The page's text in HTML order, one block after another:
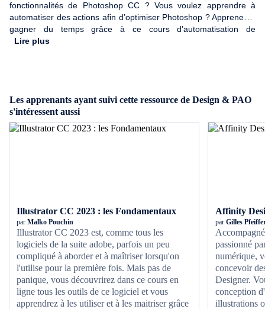
fonctionnalités de Photoshop CC ? Vous voulez apprendre à
automatiser des actions afin d’optimiser Photoshop ? Apprenez à
gagner du temps grâce à ce cours d’automatisation de
Photoshop CC en ligne. Vous apprendrez à vous simplifier la vie
Lire plus
Les apprenants ayant suivi cette ressource de Design & PAO
s'intéressent aussi
Illustrator CC 2023 : les Fondamentaux
par Malko Pouchin
Illustrator CC 2023 est, comme tous les
logiciels de la suite adobe, parfois un peu
compliqué à aborder et à maîtriser lorsqu'on
l'utilise pour la première fois. Mais pas de
panique, vous découvrirez dans ce cours en
ligne tous les outils de ce logiciel et vous
apprendrez à les utiliser et à les maitriser grâce
Affinity
par Gilles
passionné
numérique,
concevoir
Designer.
conception
illustrations